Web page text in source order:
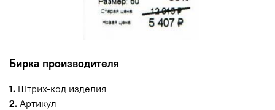
Бирка производителя
1. Штрих-код изделия
2. Артикул